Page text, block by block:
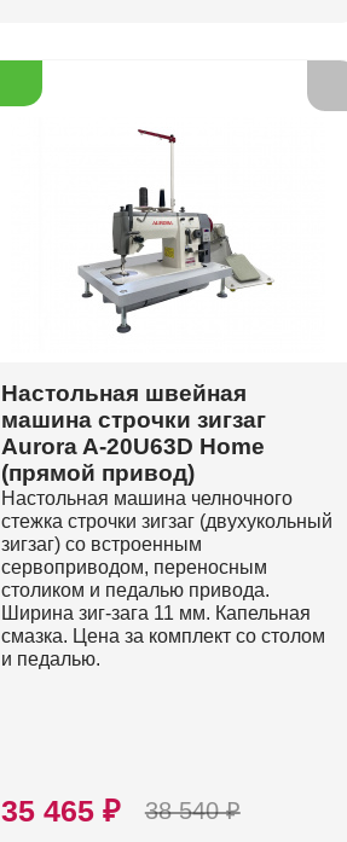
Настольная швейная
машина строчки зигзаг
Aurora A-20U63D Home
(прямой привод)
Настольная машина челночного
стежка строчки зигзаг (двухукольный
зигзаг) со встроенным
сервоприводом, переносным
столиком и педалью привода.
Ширина зиг-зага 11 мм. Капельная
смазка. Цена за комплект со столом
и педалью.
35 465 ₽ 38 540 ₽